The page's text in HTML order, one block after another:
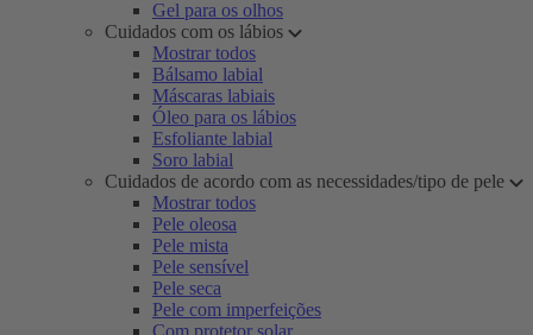
Gel para os olhos
Cuidados com os lábios
Mostrar todos
Bálsamo labial
Máscaras labiais
Óleo para os lábios
Esfoliante labial
Soro labial
Cuidados de acordo com as necessidades/tipo de pele
Mostrar todos
Pele oleosa
Pele mista
Pele sensível
Pele seca
Pele com imperfeições
Com protetor solar